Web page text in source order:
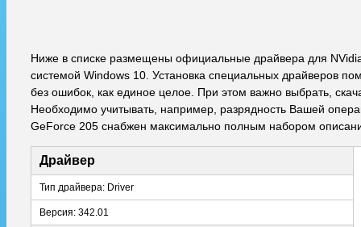
Ниже в списке размещены официальные драйвера для
системой Windows 10. Установка специальных драйверов
без ошибок, как единое целое. При этом важно выбрать,
Необходимо учитывать, например, разрядность Вашей
GeForce 205 снабжен максимально полным набором
Драйвер
Тип драйвера: Driver
Версия: 342.01